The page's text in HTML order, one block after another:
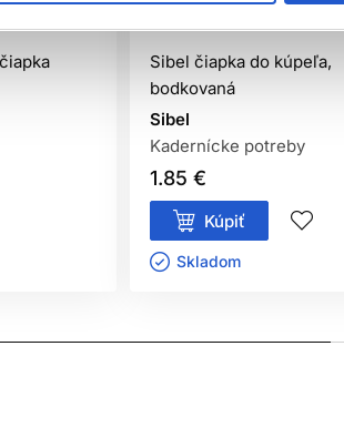
Oficiálna distribúcia
Sibel čiapka do kúpeľa,
bodkovaná
Sibel
Kadernícke potreby
1.85 €
Kúpiť
Skladom ㅤ